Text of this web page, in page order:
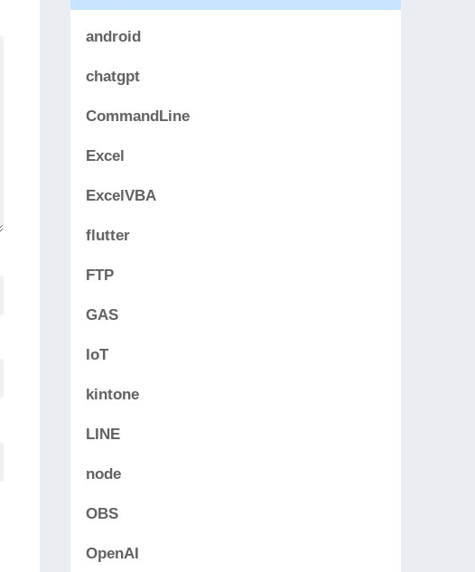
android
chatgpt
CommandLine
Excel
ExcelVBA
flutter
FTP
GAS
IoT
kintone
LINE
node
OBS
OpenAI